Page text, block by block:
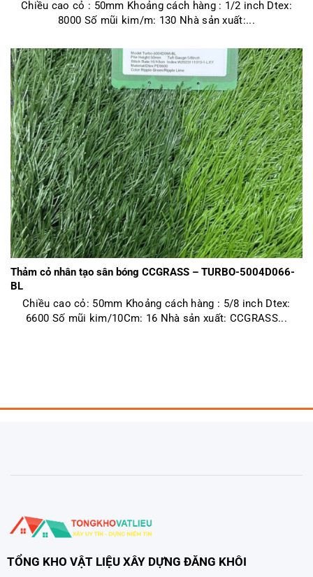
Chiều cao cỏ : 50mm Khoảng cách hàng : 1/2 inch Dtex:
8000 Số mũi kim/m: 130 Nhà sản xuất:...
Thảm cỏ nhân tạo sân bóng CCGRASS – TURBO-5004D066-
BL
Chiều cao cỏ: 50mm Khoảng cách hàng : 5/8 inch Dtex:
6600 Số mũi kim/10Cm: 16 Nhà sản xuất: CCGRASS...
TỔNG KHO VẬT LIỆU XÂY DỰNG ĐĂNG KHÔI